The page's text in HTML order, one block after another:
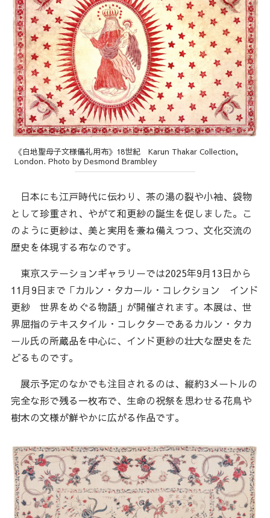
《白地聖母子文様儀礼用布》18世紀 Karun Thakar Collection,
London. Photo by Desmond Brambley
日本にも江戸時代に伝わり、茶の湯の裂や小袖、袋物
として珍重され、やがて和更紗の誕生を促しました。こ
のように更紗は、美と実用を兼ね備えつつ、文化交流の
歴史を体現する布なのです。
東京ステーションギャラリーでは2025年9月13日から
11月9日まで「カルン・タカール・コレクション インド
更紗 世界をめぐる物語」が開催されます。本展は、世
界屈指のテキスタイル・コレクターであるカルン・タカ
ール氏の所蔵品を中心に、インド更紗の壮大な歴史をた
どるものです。
展示予定のなかでも注目されるのは、縦約3メートルの
完全な形で残る一枚布で、生命の祝祭を思わせる花鳥や
樹木の文様が鮮やかに広がる作品です。